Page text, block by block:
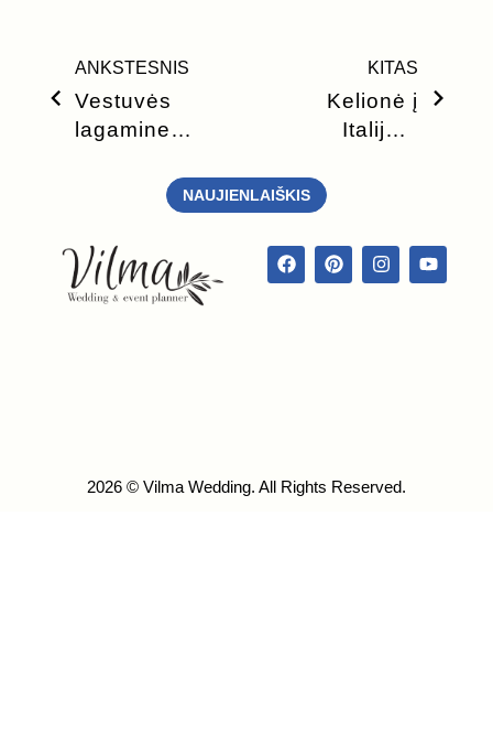
ANKSTESNIS
Vestuvės
lagamine
KITAS
Kelionė į
Italiją –
privalote
žinoti
NAUJIENLAIŠKIS
2026 © Vilma Wedding. All Rights Reserved.